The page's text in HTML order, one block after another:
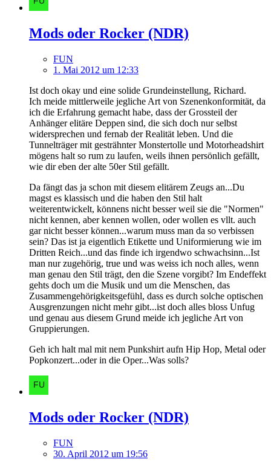
Mods oder Rocker (NDR)
FUN
1. Mai 2012 um 12:33
Ist doch okay und eine solide Grundeinstellung, Richard.
Ich meide mittlerweile jegliche Art von Szenenkonformität, da
ich die Erfahrung gemacht habe, dass der Grossteil der
Anhänger elitäre Deppen sind, die sich doch nur selbst
widersprechen und fernab der Realität leben. Und die
Tunnelträger mit gesträhnter Monstertolle und Motorheadshirt
mögens halt so rum zu laufen, weils ihnen persönlich gefällt,
wie dir eben der alte 50er Stil gefällt.
Da fängt das ja schon mit diesem elitärem Zeugs an...Du
magst es klassisch und die haben den Stil halt
weiterentwickelt, könnens nicht besser weil sie die "Normen"
nicht kennen, aber kennen wollen, oder wollen es vllt. auch
gar nicht besser können...warum muss man da so verbissen
sein? Das ist ja eigentlich Etikette und Uniformierung wie im
Dritten Reich...und das finde ich irgendwo schwachsinn...Ist
man nur zugehörig, true und was weiss ich noch alles, wenn
man genau den Stil trägt, den die Szene vorgibt? Im Endeffekt
gehts doch um die Musik und um die Menschen, das
Zusammengehörigkeitsgefühl, dass es durch solche optischen
Ausgrenzungen nicht mehr gibt...ist doch alles bloss Unfug
und genau aus diesem Grund meide ich jegliche Art von
Gruppierungen.
Geh ich halt mal mit nem Punkshirt aufn Hip Hop, Metal oder
Popkonzert...oder in die Oper...Was solls?
Mods oder Rocker (NDR)
FUN
30. April 2012 um 19:56